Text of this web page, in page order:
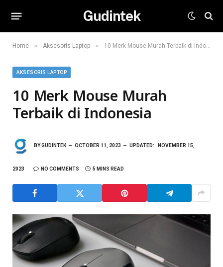
Gudintek
Home » Aksesoris Laptop » 10 Merk Mouse Murah Terbaik di Indonesia
AKSESORIS LAPTOP
10 Merk Mouse Murah
Terbaik di Indonesia
BYGUDINTEK OCTOBER 11, 2023 UPDATED: NOVEMBER 15,
2023 NO COMMENTS 5 MINS READ